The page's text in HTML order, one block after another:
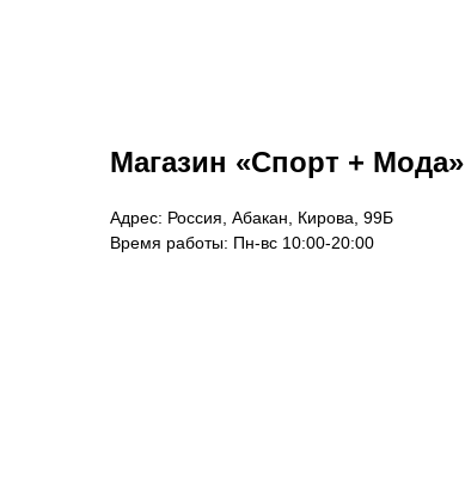
Магазин «Спорт + Мода»
Адрес: Россия, Абакан, Кирова, 99Б
Время работы: Пн-вс 10:00-20:00